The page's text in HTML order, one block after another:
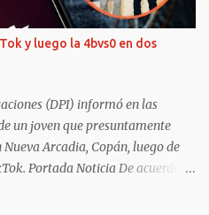
, expresó la mujer durante
Dominicana. Durante el
su esposo sobre un supuesto
repetidamente mientras
me l...
y luego la 4bvs0 en dos
(DPI) informó en las
un joven que presuntamente
Arcadia, Copán, luego de
Portada Noticia De acuerdo al